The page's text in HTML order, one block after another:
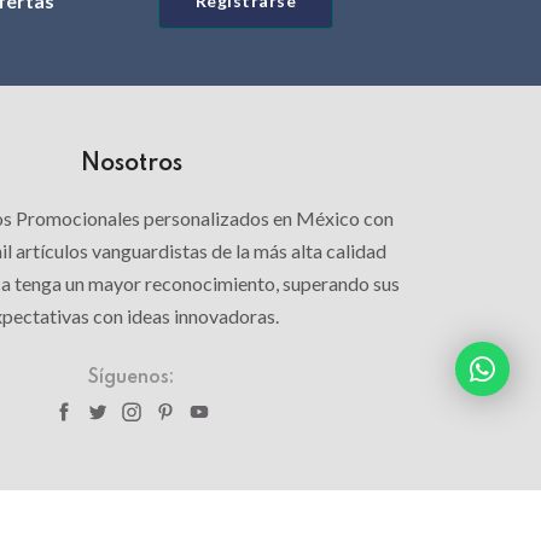
Nosotros
Promocionales personalizados en México con
artículos vanguardistas de la más alta calidad
tenga un mayor reconocimiento, superando sus
con ideas innovadoras.
Síguenos: